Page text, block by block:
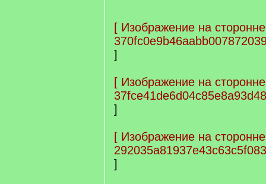
[ Изображение на
]
[ Изображение на
]
[ Изображение на
]